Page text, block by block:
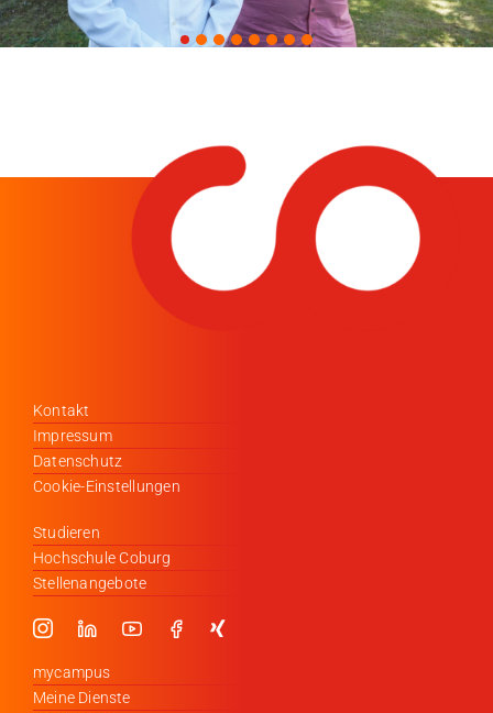
Kontakt
Impressum
Datenschutz
Cookie-Einstellungen
Studieren
Hochschule Coburg
Stellenangebote
mycampus
Meine Dienste